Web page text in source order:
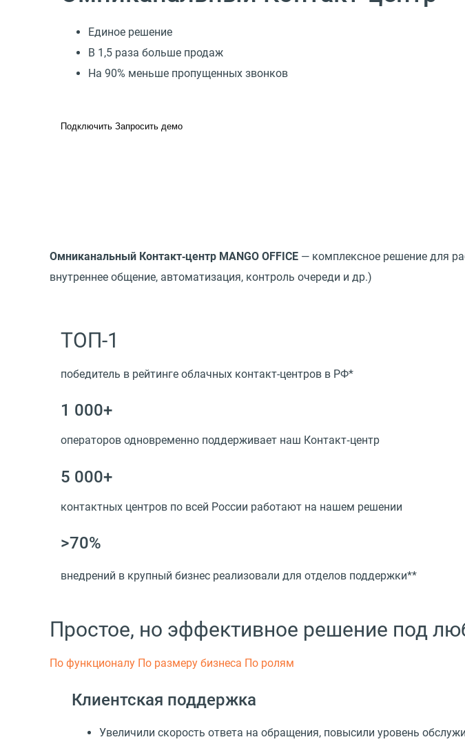
Единое решение
В 1,5 раза больше продаж
На 90% меньше пропущенных звонков
Подключить Запросить демо
Омниканальный Контакт‑центр MANGO OFFICE — комплексное решение для
внутреннее общение, автоматизация, контроль очереди и др.)
ТОП-1
победитель в рейтинге облачных контакт-центров в РФ*
1 000+
операторов одновременно поддерживает наш Контакт‑центр
5 000+
контактных центров по всей России работают на нашем решении
>70%
внедрений в крупный бизнес реализовали для отделов поддержки**
Простое, но эффективное решение под
По функционалу По размеру бизнеса По ролям
Клиентская поддержка
Увеличили скорость ответа на обращения, повысили уровень